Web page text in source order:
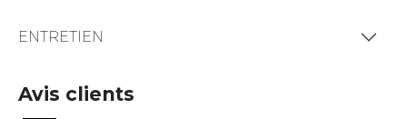
ENTRETIEN
Avis clients